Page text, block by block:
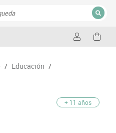
CERRAR
/ Educación /
+ 11 años